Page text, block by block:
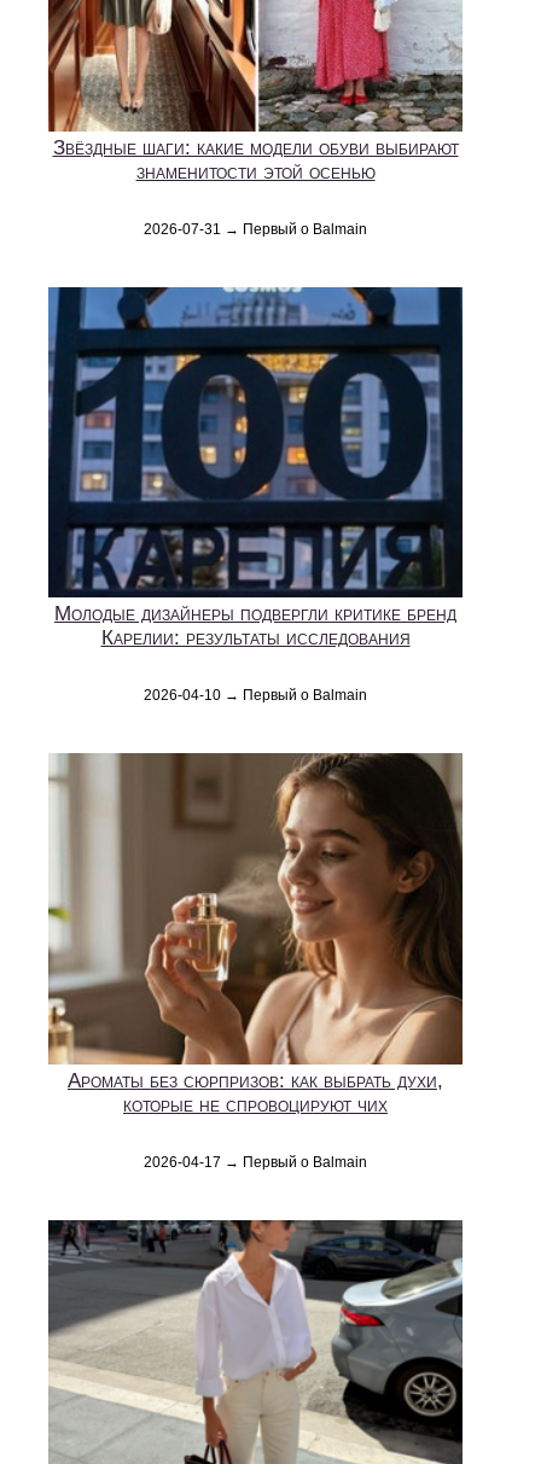
Звёздные шаги: какие модели обуви выбирают
знаменитости этой осенью
2026-07-31 → Первый о Balmain
Молодые дизайнеры подвергли критике бренд
Карелии: результаты исследования
2026-04-10 → Первый о Balmain
Ароматы без сюрпризов: как выбрать духи,
которые не спровоцируют чих
2026-04-17 → Первый о Balmain